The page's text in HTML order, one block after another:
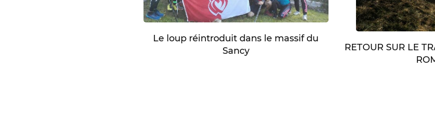
Le loup réintroduit dans le massif du
Sancy
RETOUR SUR LE